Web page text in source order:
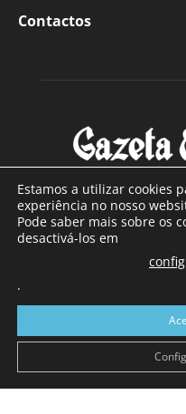
Contactos
Com sede nas Caldas
a sul de distrito de Leiria,
toda a região Oeste.
Continental
Estamos a utilizar cookies
experiência no nosso
Pode saber mais sobre os
desactivá-los em
.